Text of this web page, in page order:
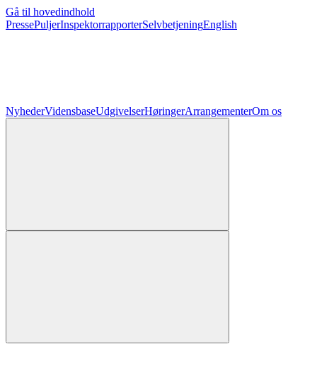
Gå til hovedindhold
PressePuljerInspektorrapporterSelvbetjeningEnglish
NyhederVidensbaseUdgivelserHøringerArrangementerOm os